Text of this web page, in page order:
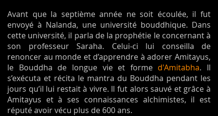
Avant que la septième année ne soit écoulée, il fut
envoyé à Nalanda, une université bouddhique. Dans
cette université, il parla de la prophétie le concernant à
son professeur Saraha. Celui-ci lui conseilla de
renoncer au monde et d’apprendre à adorer Amitayus,
le Bouddha de longue vie et forme d'Amitabha. Il
s’exécuta et récita le mantra du Bouddha pendant les
jours qu’il lui restait à vivre. Il fut alors sauvé et grâce à
Amitayus et à ses connaissances alchimistes, il est
réputé avoir vécu plus de 600 ans.